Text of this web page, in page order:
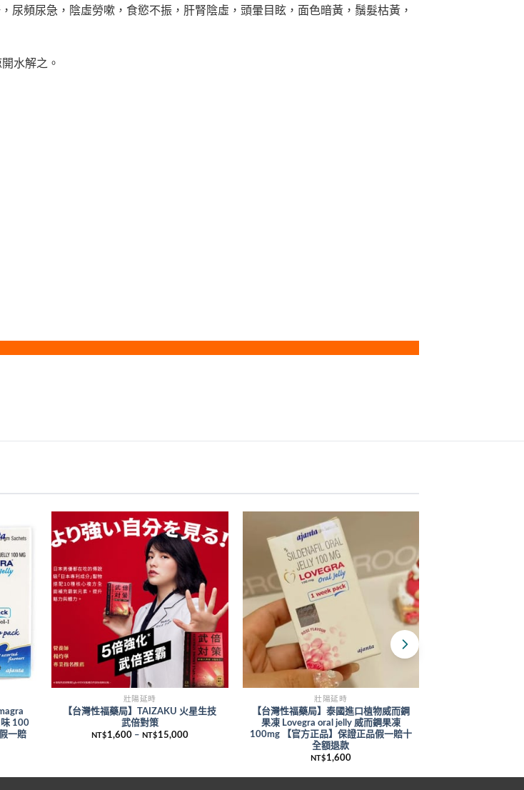
尿頻尿急，陰虛勞嗽，食慾不振，肝腎陰虛，頭暈目眩，面色暗黃，鬚髮枯黃，
水解之。
100
一賠
壯陽延時
【台灣性福藥局】TAIZAKU 火星生技
武倍對策
NT$ 1,600– NT$ 15,000
壯陽延時
【台灣性福藥局】泰國進口植物威而鋼
果凍 Lovegra oral jelly 威而鋼果凍
100mg 【官方正品】保證正品假一賠十
全額退款
NT$ 1,600